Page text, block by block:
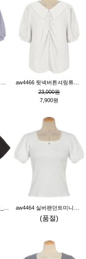
23,000원
7,900원
(품절)